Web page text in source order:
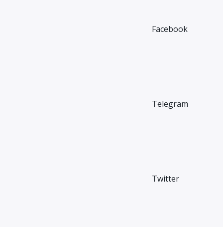
Facebook
Telegram
Twitter